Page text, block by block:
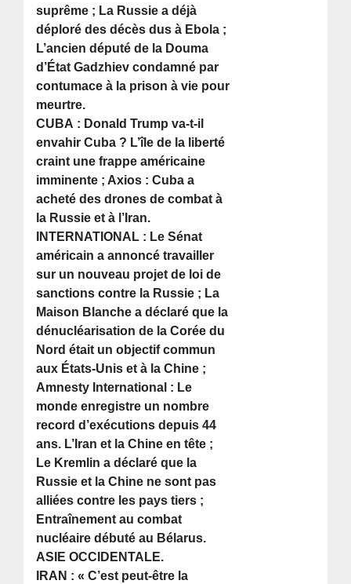
suprême ; La Russie a déjà
déploré des décès dus à Ebola ;
L’ancien député de la Douma
d’État Gadzhiev condamné par
contumace à la prison à vie pour
meurtre.
CUBA : Donald Trump va-t-il
envahir Cuba ? L’île de la liberté
craint une frappe américaine
imminente ; Axios : Cuba a
acheté des drones de combat à
la Russie et à l’Iran.
INTERNATIONAL : Le Sénat
américain a annoncé travailler
sur un nouveau projet de loi de
sanctions contre la Russie ; La
Maison Blanche a déclaré que la
dénucléarisation de la Corée du
Nord était un objectif commun
aux États-Unis et à la Chine ;
Amnesty International : Le
monde enregistre un nombre
record d’exécutions depuis 44
ans. L’Iran et la Chine en tête ;
Le Kremlin a déclaré que la
Russie et la Chine ne sont pas
alliées contre les pays tiers ;
Entraînement au combat
nucléaire débuté au Bélarus.
ASIE OCCIDENTALE.
IRAN : « C’est peut-être la